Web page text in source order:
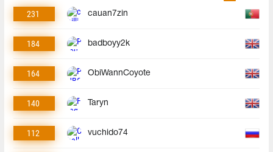
231 cauan7zin
184 badboyy2k
164 ObiWannCoyote
140 Taryn
112 vuchido74